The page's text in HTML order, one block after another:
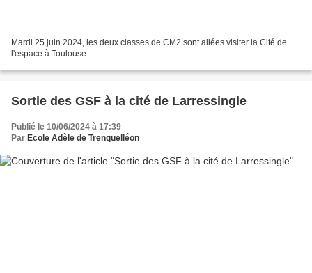
Mardi 25 juin 2024, les deux classes de CM2 sont allées visiter la Cité de
l'espace à Toulouse .
Sortie des GSF à la cité de Larressingle
Publié le 10/06/2024 à 17:39
Par Ecole Adèle de Trenquelléon